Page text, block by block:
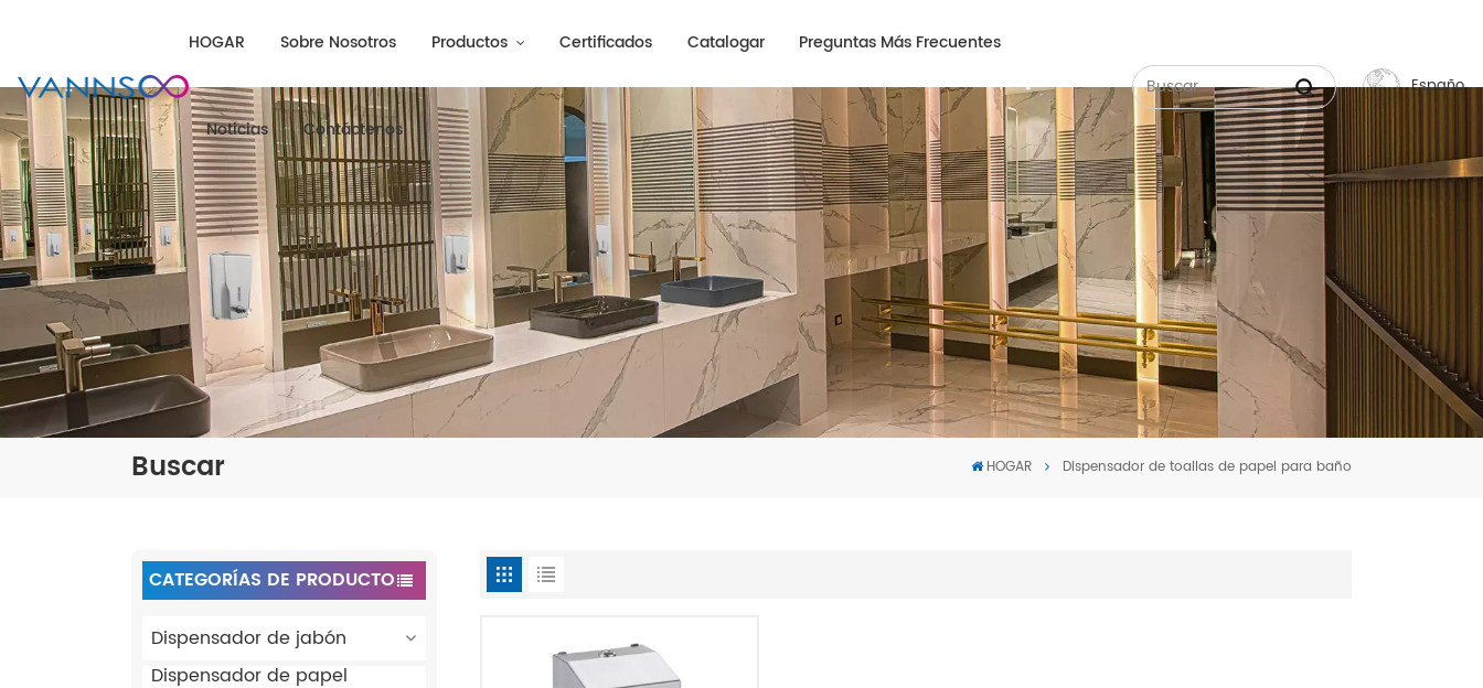
HOGAR Sobre Nosotros Productos Certificados Catalogar Preguntas Más Frecuentes
Noticias Contáctenos
Español
English
Русский
Español
中文
Buscar HOGAR Dispensador de toallas de papel para baño
CATEGORÍAS DE PRODUCTO
Dispensador de jabón
Dispensador de papel